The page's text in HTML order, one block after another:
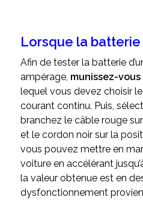
Lorsque la
Afin de tester la batterie
ampérage, munissez-
lequel vous devez choisir
courant continu. Puis,
branchez le câble rouge
et le cordon noir sur la
vous pouvez mettre en
voiture en accélérant
la valeur obtenue est en
dysfonctionnement